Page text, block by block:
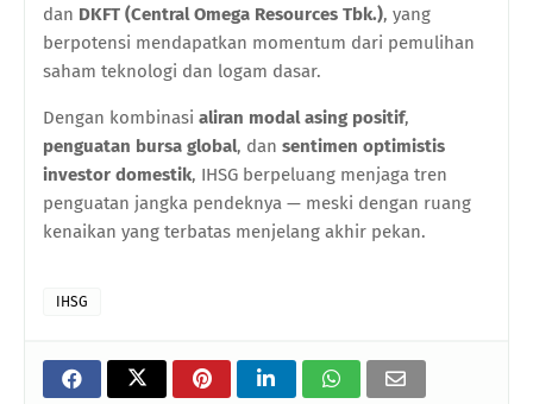
dan DKFT (Central Omega Resources Tbk.), yang
berpotensi mendapatkan momentum dari pemulihan
saham teknologi dan logam dasar.
Dengan kombinasi aliran modal asing positif,
penguatan bursa global, dan sentimen optimistis
investor domestik, IHSG berpeluang menjaga tren
penguatan jangka pendeknya — meski dengan ruang
kenaikan yang terbatas menjelang akhir pekan.
IHSG